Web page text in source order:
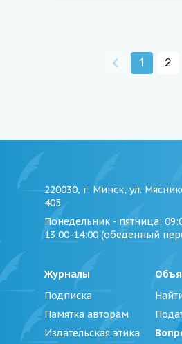
1 2
220030, г. Минск, ул.
405
Понедельник - пятница:
13:00-14:00 (обеденный
Журналы
Подписка
Памятка авторам
Издательская этика